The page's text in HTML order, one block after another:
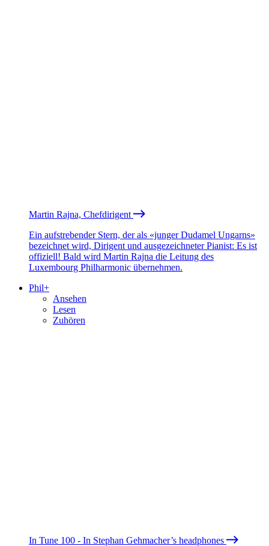
Martin Rajna, Chefdirigent
Ein aufstrebender Stern, der als «junger Dudamel Ungarns»
bezeichnet wird, Dirigent und ausgezeichneter Pianist: Es ist
offiziell! Bald wird Martin Rajna die Leitung des
Luxembourg Philharmonic übernehmen.
Phil+
Ansehen
Lesen
Zuhören
In Tune 100 - In Stephan Gehmacher’s headphones